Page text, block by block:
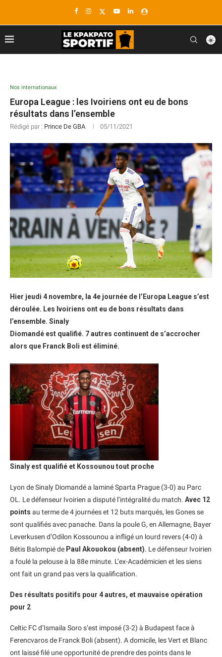
Nos internationaux
Europa League : les Ivoiriens ont eu de bons
résultats dans l’ensemble
Rédigé par : Prince De GBA 05/11/2021
Hier jeudi 4 novembre, la 4e journée de l’Europa League s’est
déroulée. Les Ivoiriens ont eu de bons résultats dans
l’ensemble. Sinaly
Diomandé est qualifié. 7 autres continuent de s’accrocher
alors que Franck Boli est éliminé.
Sinaly est qualifié et Kossounou tout proche
Lyon de Sinaly Diomandé a laminé Sparta Prague (3-0) au Parc
OL. Le défenseur Ivoirien a disputé l’intégralité du match. Avec 12
points au terme de 4 journées et 12 buts marqués, les Gones se
sont qualifiés avec panache. Dans la poule G, en Allemagne, Bayer
Leverkusen d’Odilon Kossounou a infligé un lourd revers (4-0) à
Bétis Balompié de Paul Akouokou (absent). Le défenseur Ivoirien
a foulé la pelouse à la 88e minute. L’ex-Académicien et les siens
ont fait un grand pas vers la qualification.
Des résultats positifs pour 4 autres, et mauvaise opération
pour 2
Celtic FC d’Ismaila Soro s’est imposé (3-2) à Budapest face à
Ferencvaros de Franck Boli (absent). A domicile, les Vert et Blanc
ont laissé filé une opportunité de prendre des points dans le